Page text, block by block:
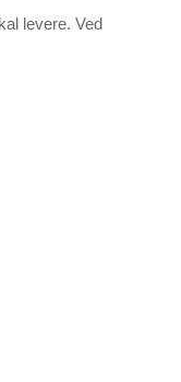
levere. Ved